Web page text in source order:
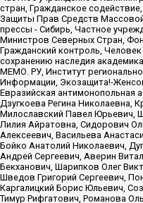
стран, Гражданское
Защиты Прав Средств
прессы - Сибирь, Частное
Министров Северных Стран,
Гражданский контроль,
сохранению наследия
МЕМО. РУ, Институт
Информации, Экозащита!-
Евразийская антимонопольная
Дзугкоева Регина Николаевна,
Милославский Павел Юрьевич,
Лилия Айратовна, Сидорович
Алексеевич, Васильева
Бойко Анатолий Николаевич,
Андрей Сергеевич, Аверин
Бекханович, Шарипков Олег
Шведов Григорий Сергеевич,
Каргалицкий Борис Юльевич,
Тимур Рифгатович, Романова